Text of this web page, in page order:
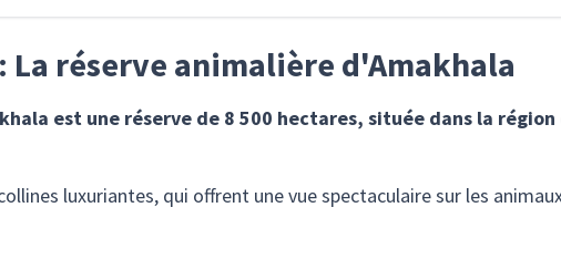
réserve animalière d'Amakhala
est une réserve de 8 500 hectares, située dans la
luxuriantes, qui offrent une vue spectaculaire sur les